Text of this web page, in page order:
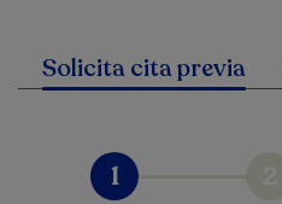
Solicita cita previa
1